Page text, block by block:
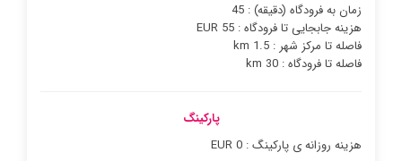
زمان به فرودگاه (دقیقه) : 45
هزینه جابجایی تا فرودگاه : 55 EUR
فاصله تا مرکز شهر : 1.5 km
فاصله تا فرودگاه : 30 km
پارکینگ
هزینه روزانه ی پارکینگ : 0 EUR